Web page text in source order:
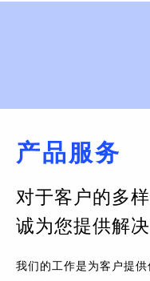
产品服务
对于客户的多
诚为您提供解
我们的工作是为客户提